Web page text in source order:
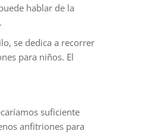
hablar de la
se dedica a recorrer
para niños. El
suficiente
anfitriones para